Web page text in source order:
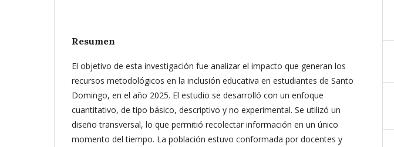
Resumen
El objetivo de esta investigación fue analizar el impacto que generan los
recursos metodológicos en la inclusión educativa en estudiantes de Santo
Domingo, en el año 2025. El estudio se desarrolló con un enfoque
cuantitativo, de tipo básico, descriptivo y no experimental. Se utilizó un
diseño transversal, lo que permitió recolectar información en un único
momento del tiempo. La población estuvo conformada por docentes y